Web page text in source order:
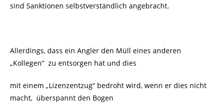
sind Sanktionen selbstverständlich angebracht.
Allerdings, dass ein Angler den Müll eines anderen
„Kollegen“ zu entsorgen hat und dies
mit einem „Lizenzentzug“ bedroht wird, wenn er dies nicht
macht, überspannt den Bogen